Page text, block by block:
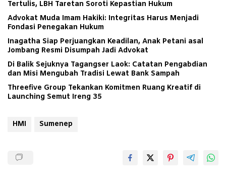
Tertulis, LBH Taretan Soroti Kepastian Hukum
Advokat Muda Imam Hakiki: Integritas Harus Menjadi
Fondasi Penegakan Hukum
Inagatha Siap Perjuangkan Keadilan, Anak Petani asal
Jombang Resmi Disumpah Jadi Advokat
Di Balik Sejuknya Tagangser Laok: Catatan Pengabdian
dan Misi Mengubah Tradisi Lewat Bank Sampah
Threefive Group Tekankan Komitmen Ruang Kreatif di
Launching Semut Ireng 35
HMI Sumenep